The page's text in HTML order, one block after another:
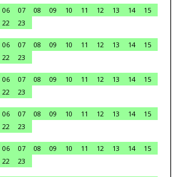
06 07 08 09 10 11 12 13 14
15
22
23
06 07 08 09 10 11 12 13 14
15
22
23
06 07 08 09 10 11 12 13 14
15
22
23
06 07 08 09 10 11 12 13 14
15
22
23
06 07 08 09 10 11 12 13 14
15
22
23